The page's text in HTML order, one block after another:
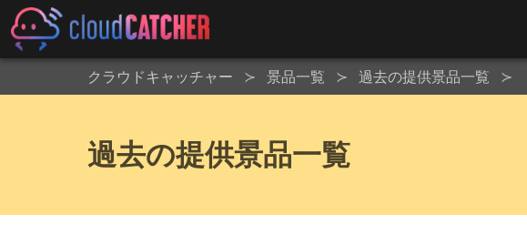
クラウドキャッチャー 景品一覧 過去の提供景品一覧
過去の提供景品一覧